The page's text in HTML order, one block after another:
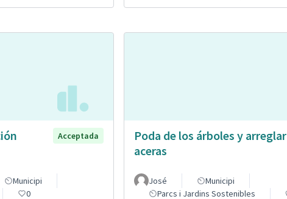
Acceptada
Municipi
0
Poda de los árboles y arreglar
aceras
José
Municipi
Parcs i Jardins Sostenibles